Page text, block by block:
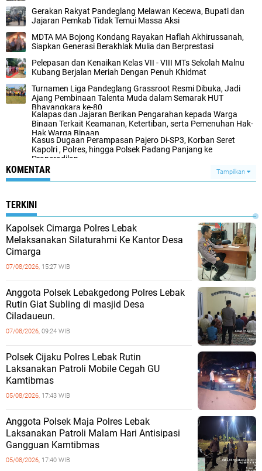
Gerakan Rakyat Pandeglang Melawan Kecewa, Bupati dan
Jajaran Pemkab Tidak Temui Massa Aksi
MDTA MA Bojong Kondang Rayakan Haflah Akhirussanah,
Siapkan Generasi Berakhlak Mulia dan Berprestasi
Pelepasan dan Kenaikan Kelas VII - VIII MTs Sekolah Malnu
Kubang Berjalan Meriah Dengan Penuh Khidmat
Turnamen Liga Pandeglang Grassroot Resmi Dibuka, Jadi
Ajang Pembinaan Talenta Muda dalam Semarak HUT
Bhayangkara ke-80
Kalapas dan Jajaran Berikan Pengarahan kepada Warga
Binaan Terkait Keamanan, Ketertiban, serta Pemenuhan Hak-
Hak Warga Binaan
Kasus Dugaan Perampasan Pajero Di-SP3, Korban Seret
Kapolri , Polres, hingga Polsek Padang Panjang ke
Praperadilan
KOMENTAR Tampilkan
TERKINI
Kapolsek Cimarga Polres Lebak
Melaksanakan Silaturahmi Ke Kantor Desa
Cimarga
07/08/2026, 15:27 WIB
Anggota Polsek Lebakgedong Polres Lebak
Rutin Giat Subling di masjid Desa
Ciladaueun.
07/08/2026, 09:24 WIB
Polsek Cijaku Polres Lebak Rutin
Laksanakan Patroli Mobile Cegah GU
Kamtibmas
05/08/2026, 17:43 WIB
Anggota Polsek Maja Polres Lebak
Laksanakan Patroli Malam Hari Antisipasi
Gangguan Kamtibmas
05/08/2026, 17:40 WIB